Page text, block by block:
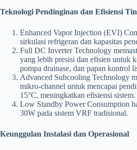
Teknologi Pendinginan dan Efisiensi
Enhanced Vapor Injection (EVI)
sirkulasi refrigeran dan kapasitas
Full DC Inverter Technology
yang lebih presisi dan efisien untuk
pompa drainase, dan papan kontrol
Advanced Subcooling Technology
mikro-channel untuk mencapai
15°C, meningkatkan efisiensi sistem.
Low Standby Power Consumption
30W pada sistem VRF tradisional.
Keunggulan Instalasi dan Operasional